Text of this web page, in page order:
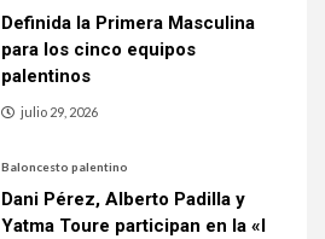
Definida la Primera Masculina
para los cinco equipos
palentinos
julio 29, 2026
Baloncesto palentino
Dani Pérez, Alberto Padilla y
Yatma Toure participan en la «I